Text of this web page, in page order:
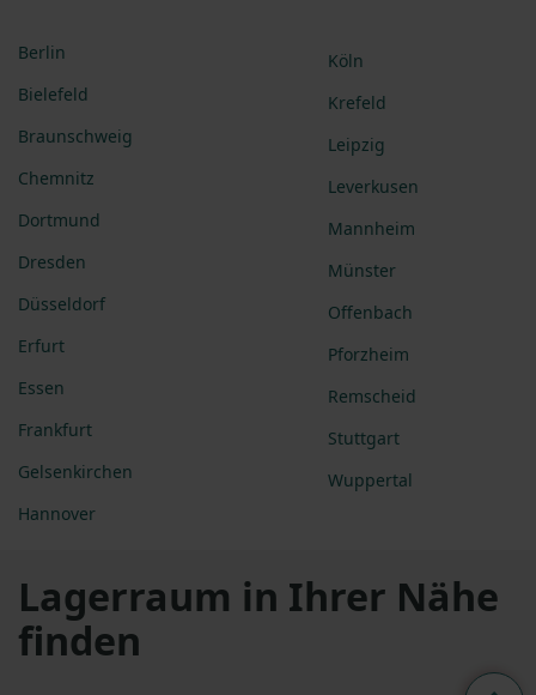
Berlin
Bielefeld
Braunschweig
Chemnitz
Dortmund
Dresden
Düsseldorf
Erfurt
Essen
Frankfurt
Gelsenkirchen
Hannover
Köln
Krefeld
Leipzig
Leverkusen
Mannheim
Münster
Offenbach
Pforzheim
Remscheid
Stuttgart
Wuppertal
Lagerraum in Ihrer Nähe
finden